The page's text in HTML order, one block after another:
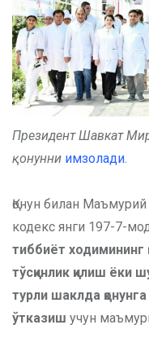
Президент Шавкат
қонунни имзолади.
Қонун билан
кодекс янги 197-7-
тиббиёт ходимининг
тўсқинлик қилиш ёки
турли шаклда
ўтказиш учун